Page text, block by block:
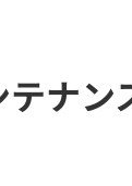
ナン